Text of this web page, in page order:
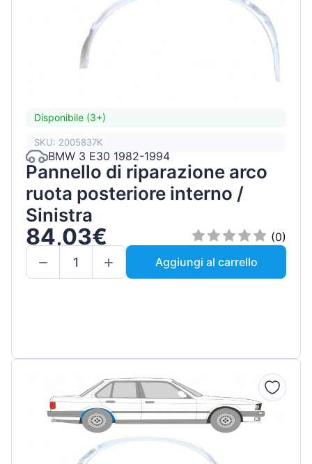
Disponibile (3+)
SKU: 2005837K
BMW 3 E30 1982-1994
Pannello di riparazione arco
ruota posteriore interno /
Sinistra
84,03€
(0)
Aggiungi al carrello